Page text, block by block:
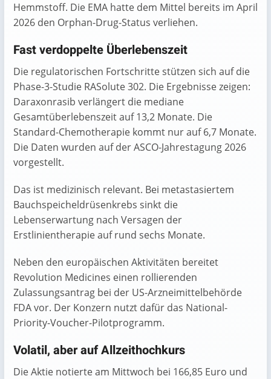
Hemmstoff. Die EMA hatte dem Mittel bereits im April
2026 den Orphan-Drug-Status verliehen.
Fast verdoppelte Überlebenszeit
Die regulatorischen Fortschritte stützen sich auf die
Phase-3-Studie RASolute 302. Die Ergebnisse zeigen:
Daraxonrasib verlängert die mediane
Gesamtüberlebenszeit auf 13,2 Monate. Die
Standard-Chemotherapie kommt nur auf 6,7 Monate.
Die Daten wurden auf der ASCO-Jahrestagung 2026
vorgestellt.
Das ist medizinisch relevant. Bei metastasiertem
Bauchspeicheldrüsenkrebs sinkt die
Lebenserwartung nach Versagen der
Erstlinientherapie auf rund sechs Monate.
Neben den europäischen Aktivitäten bereitet
Revolution Medicines einen rollierenden
Zulassungsantrag bei der US-Arzneimittelbehörde
FDA vor. Der Konzern nutzt dafür das National-
Priority-Voucher-Pilotprogramm.
Volatil, aber auf Allzeithochkurs
Die Aktie notierte am Mittwoch bei 166,85 Euro und